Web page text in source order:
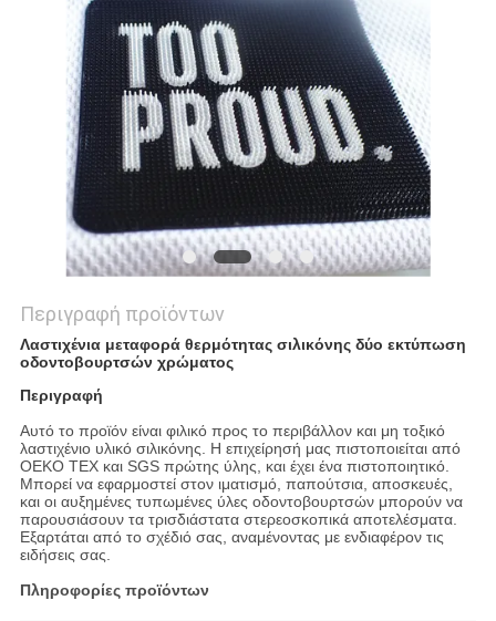
Περιγραφή προϊόντων
Λαστιχένια μεταφορά θερμότητας σιλικόνης δύο εκτύπωση
οδοντοβουρτσών χρώματος
Περιγραφή
Αυτό το προϊόν είναι φιλικό προς το περιβάλλον και μη τοξικό
λαστιχένιο υλικό σιλικόνης. Η επιχείρησή μας πιστοποιείται από
OEKO TEX και SGS πρώτης ύλης, και έχει ένα πιστοποιητικό.
Μπορεί να εφαρμοστεί στον ιματισμό, παπούτσια, αποσκευές,
και οι αυξημένες τυπωμένες ύλες οδοντοβουρτσών μπορούν να
παρουσιάσουν τα τρισδιάστατα στερεοσκοπικά αποτελέσματα.
Εξαρτάται από το σχέδιό σας, αναμένοντας με ενδιαφέρον τις
ειδήσεις σας.
Πληροφορίες προϊόντων